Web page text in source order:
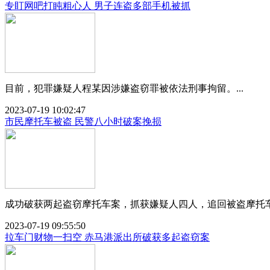
专盯网吧打盹粗心人 男子连盗多部手机被抓
目前，犯罪嫌疑人程某因涉嫌盗窃罪被依法刑事拘留。...
2023-07-19 10:02:47
市民摩托车被盗 民警八小时破案挽损
成功破获两起盗窃摩托车案，抓获嫌疑人四人，追回被盗摩托
2023-07-19 09:55:50
拉车门财物一扫空 赤马港派出所破获多起盗窃案